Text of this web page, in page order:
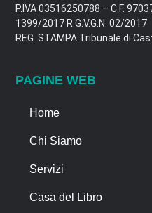
P.IVA 03516250788 – C.F.
1399/2017 R.G.V.G.N. 02/2017
REG. STAMPA Tribunale di
PAGINE WEB
Home
Chi Siamo
Servizi
Casa del Libro